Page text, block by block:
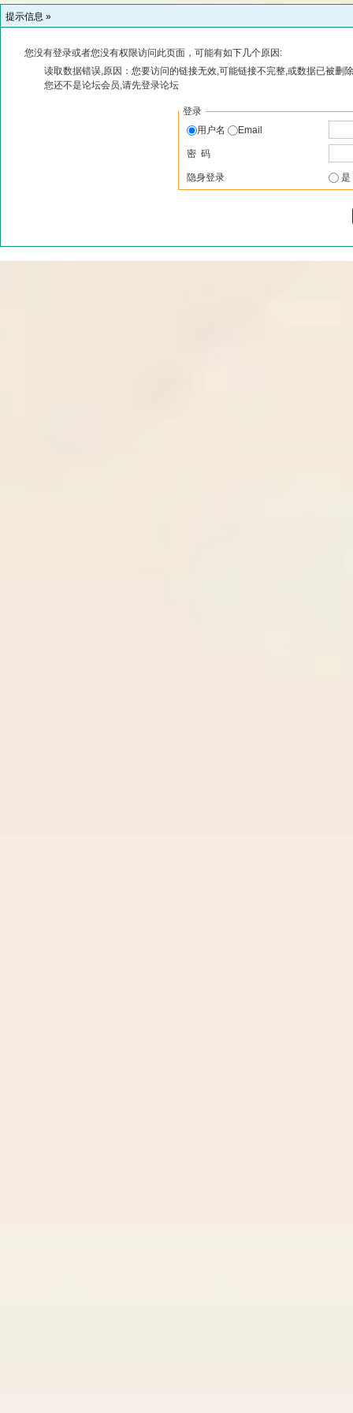
提示信息 »
您没有登录或者您没有权限访问此页面，可能有如下几个原因:
读取数据错误,原因：您要访问的链接无效,可能链接不完整,或数据已被删
您还不是论坛会员,请先登录论坛
登录
用户名
Email
密 码
隐身登录